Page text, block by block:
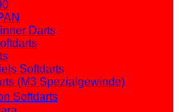
Darts
Softdarts
(M3 Spezialgewinde)
Softdarts